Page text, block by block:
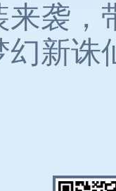
来袭，
新诛